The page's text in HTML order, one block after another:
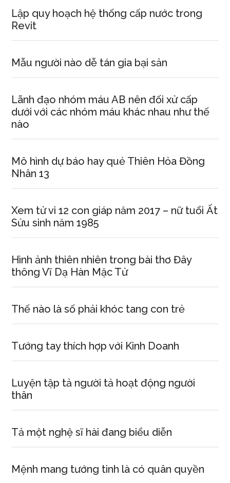
Lập quy hoạch hệ thống cấp nước trong
Revit
Mẫu người nào dễ tán gia bại sản
Lãnh đạo nhóm máu AB nên đối xử cấp
dưới với các nhóm máu khác nhau như thế
nào
Mô hình dự báo hay quẻ Thiên Hỏa Đồng
Nhân 13
Xem tử vi 12 con giáp năm 2017 – nữ tuổi Ất
Sửu sinh năm 1985
Hình ảnh thiên nhiên trong bài thơ Đây
thông Vĩ Dạ Hàn Mặc Tử
Thế nào là số phải khóc tang con trẻ
Tướng tay thích hợp với Kinh Doanh
Luyện tập tả người tả hoạt động người
thân
Tả một nghệ sĩ hài đang biểu diễn
Mệnh mang tướng tinh là có quân quyền